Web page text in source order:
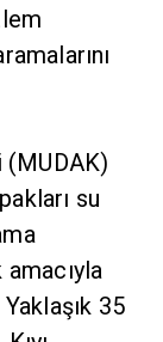
(MUDAK)
su
amacıyla
35